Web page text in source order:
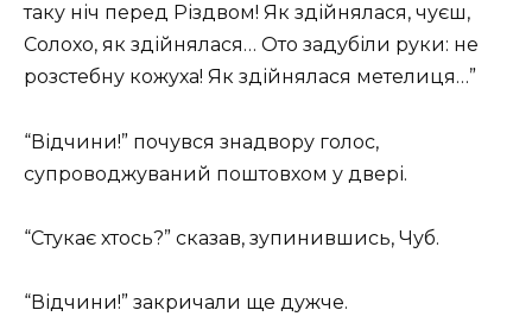
таку ніч перед Різдвом! Як здійнялася, чуєш,
Солохо, як здійнялася… Ото задубіли руки: не
розстебну кожуха! Як здійнялася метелиця…”
“Відчини!” почувся знадвору голос,
супроводжуваний поштовхом у двері.
“Стукає хтось?” сказав, зупинившись, Чуб.
“Відчини!” закричали ще дужче.